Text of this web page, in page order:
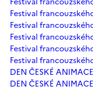
Festival
Festival
Festival
Festival
Festival
DEN ČESKÉ
DEN ČESKÉ